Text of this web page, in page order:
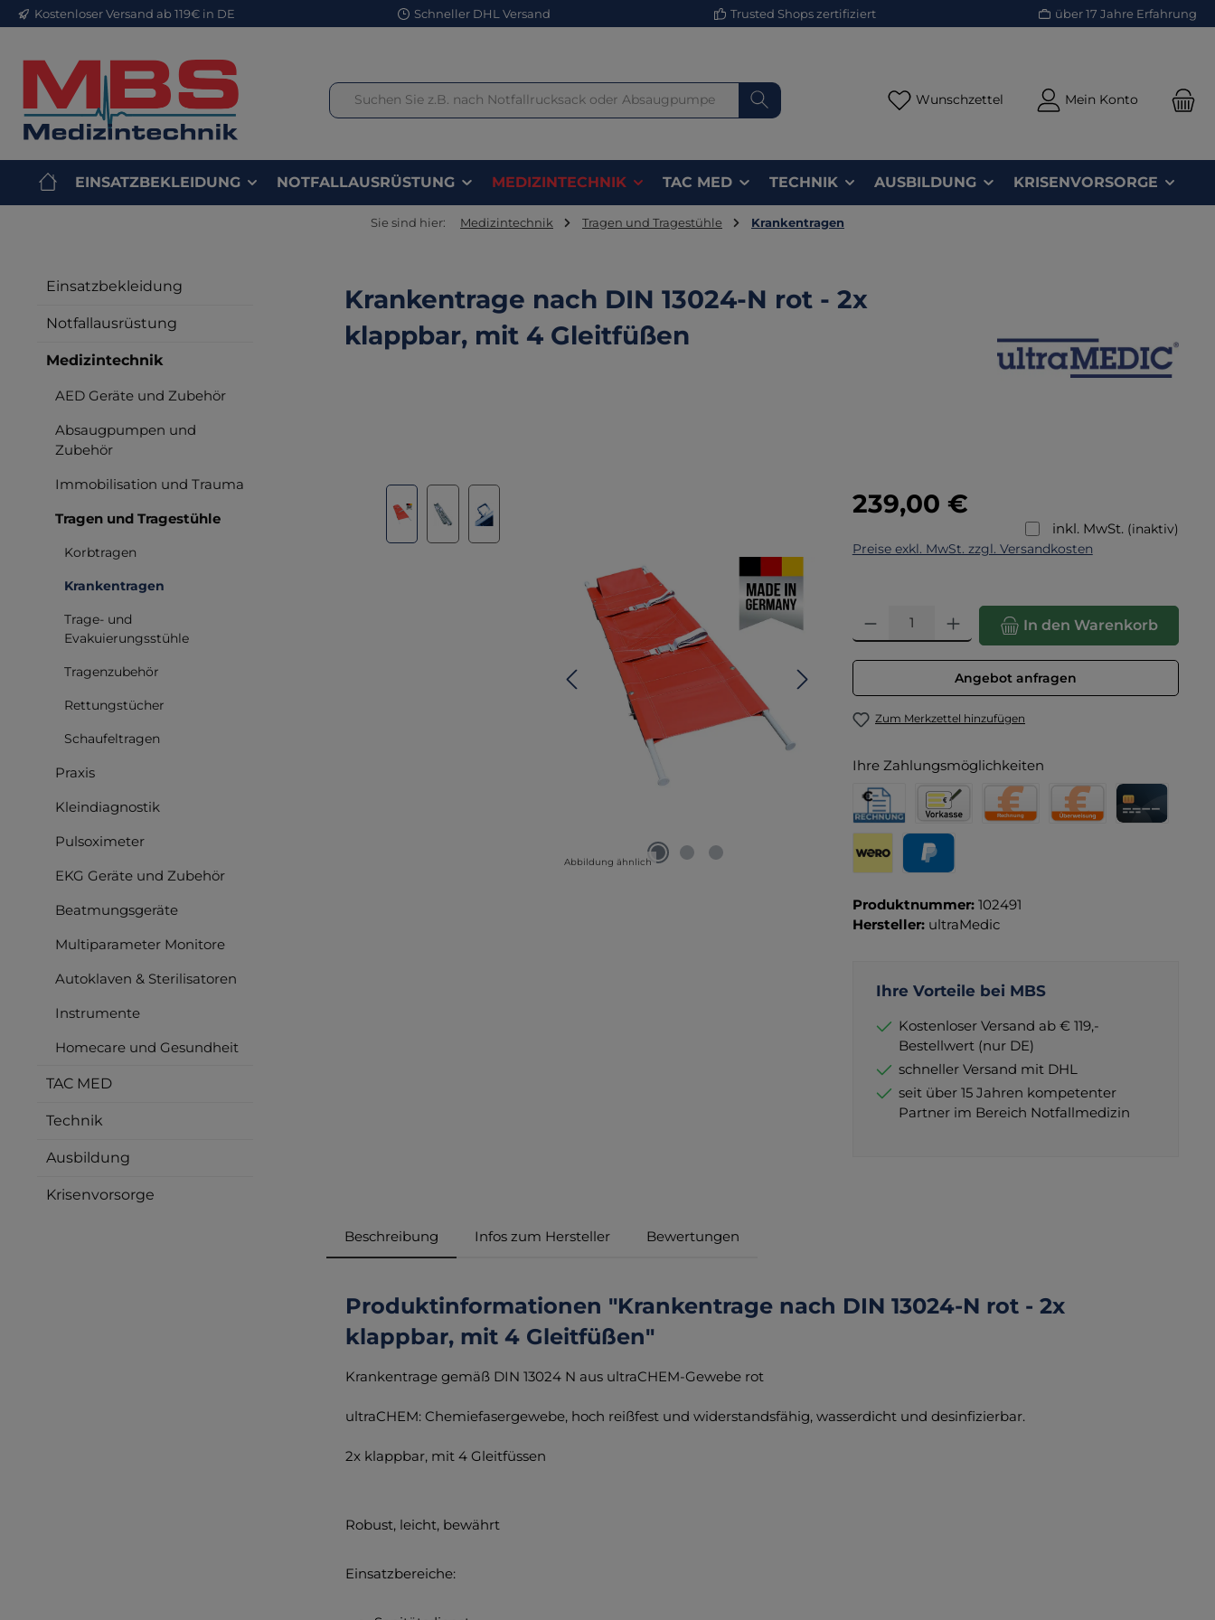
Hauptinhalt springen
Zur Suche springen
Zur Hauptnavigation springen
Kostenloser Versand ab 119€ in DE Schneller DHL Versand Trusted Shops zertifiziert über 17 Jahre Erfahrung
Wunschzettel Du hast 0 Produkte auf dem
Mein Konto
EINSATZBEKLEIDUNG NOTFALLAUSRÜSTUNG MEDIZINTECHNIK TAC MED TECHNIK AUSBILDUNG KRISENVORSORGE
Sie sind hier: Medizintechnik Tragen und Tragestühle Krankentragen
Einsatzbekleidung
Notfallausrüstung
Medizintechnik
AED Geräte und Zubehör
Absaugpumpen und
Zubehör
Immobilisation und Trauma
Tragen und Tragestühle
Korbtragen
Krankentragen
Trage- und
Evakuierungsstühle
Tragenzubehör
Rettungstücher
Schaufeltragen
Praxis
Kleindiagnostik
Pulsoximeter
EKG Geräte und Zubehör
Beatmungsgeräte
Multiparameter Monitore
Autoklaven & Sterilisatoren
Instrumente
Homecare und Gesundheit
TAC MED
Technik
Ausbildung
Krisenvorsorge
Krankentrage nach DIN 13024-N rot - 2x
klappbar, mit 4 Gleitfüßen
Bildergalerie überspringen
Abbildung ähnlich
Regulärer Preis:
239,00 €
inkl. MwSt. (inaktiv)
Preise exkl. MwSt. zzgl. Versandkosten
Produkt Anzahl: Gib den gewünschten Wert ein oder
In den Warenkorb
Angebot anfragen
Zum Merkzettel hinzufügen
Ihre Zahlungsmöglichkeiten
Rechnung für Behörden
Vorkasse
Produktnummer: 102491
Hersteller: ultraMedic
Ihre Vorteile bei MBS
Kostenloser Versand ab € 119,-
Bestellwert (nur DE)
schneller Versand mit DHL
seit über 15 Jahren kompetenter
Partner im Bereich Notfallmedizin
Beschreibung Infos zum Hersteller Bewertungen
Produktinformationen "Krankentrage nach DIN 13024-N rot - 2x
klappbar, mit 4 Gleitfüßen"
Krankentrage gemäß DIN 13024 N aus ultraCHEM-Gewebe rot
ultraCHEM: Chemiefasergewebe, hoch reißfest und widerstandsfähig, wasserdicht und desinfizierbar.
2x klappbar, mit 4 Gleitfüssen
Robust, leicht, bewährt
Einsatzbereiche: